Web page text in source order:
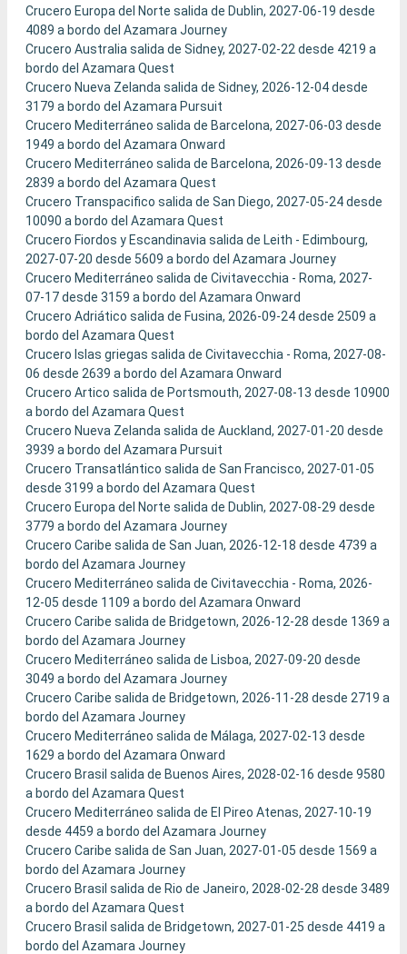
Crucero Europa del Norte salida de Dublin, 2027-06-19 desde
4089 a bordo del Azamara Journey
Crucero Australia salida de Sidney, 2027-02-22 desde 4219 a
bordo del Azamara Quest
Crucero Nueva Zelanda salida de Sidney, 2026-12-04 desde
3179 a bordo del Azamara Pursuit
Crucero Mediterráneo salida de Barcelona, 2027-06-03 desde
1949 a bordo del Azamara Onward
Crucero Mediterráneo salida de Barcelona, 2026-09-13 desde
2839 a bordo del Azamara Quest
Crucero Transpacifico salida de San Diego, 2027-05-24 desde
10090 a bordo del Azamara Quest
Crucero Fiordos y Escandinavia salida de Leith - Edimbourg,
2027-07-20 desde 5609 a bordo del Azamara Journey
Crucero Mediterráneo salida de Civitavecchia - Roma, 2027-
07-17 desde 3159 a bordo del Azamara Onward
Crucero Adriático salida de Fusina, 2026-09-24 desde 2509 a
bordo del Azamara Quest
Crucero Islas griegas salida de Civitavecchia - Roma, 2027-08-
06 desde 2639 a bordo del Azamara Onward
Crucero Artico salida de Portsmouth, 2027-08-13 desde 10900
a bordo del Azamara Quest
Crucero Nueva Zelanda salida de Auckland, 2027-01-20 desde
3939 a bordo del Azamara Pursuit
Crucero Transatlántico salida de San Francisco, 2027-01-05
desde 3199 a bordo del Azamara Quest
Crucero Europa del Norte salida de Dublin, 2027-08-29 desde
3779 a bordo del Azamara Journey
Crucero Caribe salida de San Juan, 2026-12-18 desde 4739 a
bordo del Azamara Journey
Crucero Mediterráneo salida de Civitavecchia - Roma, 2026-
12-05 desde 1109 a bordo del Azamara Onward
Crucero Caribe salida de Bridgetown, 2026-12-28 desde 1369 a
bordo del Azamara Journey
Crucero Mediterráneo salida de Lisboa, 2027-09-20 desde
3049 a bordo del Azamara Journey
Crucero Caribe salida de Bridgetown, 2026-11-28 desde 2719 a
bordo del Azamara Journey
Crucero Mediterráneo salida de Málaga, 2027-02-13 desde
1629 a bordo del Azamara Onward
Crucero Brasil salida de Buenos Aires, 2028-02-16 desde 9580
a bordo del Azamara Quest
Crucero Mediterráneo salida de El Pireo Atenas, 2027-10-19
desde 4459 a bordo del Azamara Journey
Crucero Caribe salida de San Juan, 2027-01-05 desde 1569 a
bordo del Azamara Journey
Crucero Brasil salida de Rio de Janeiro, 2028-02-28 desde 3489
a bordo del Azamara Quest
Crucero Brasil salida de Bridgetown, 2027-01-25 desde 4419 a
bordo del Azamara Journey